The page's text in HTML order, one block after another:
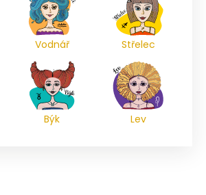
Vodnář Střelec
Býk Lev